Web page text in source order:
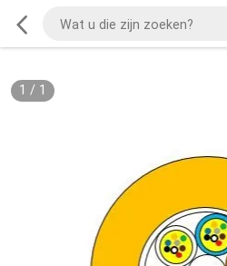
1 / 1